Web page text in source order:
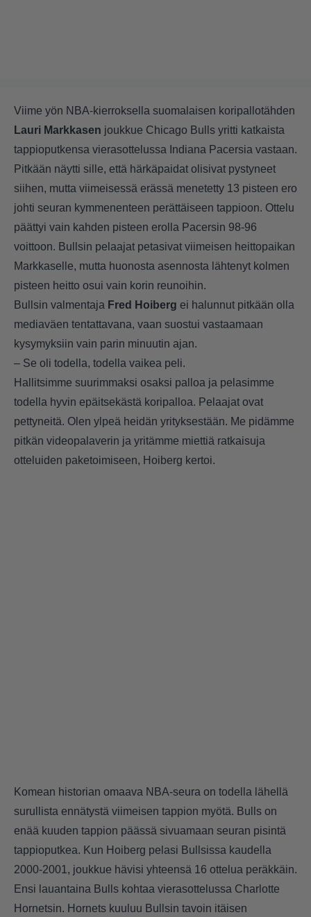
Viime yön NBA-kierroksella suomalaisen koripallotähden
Lauri Markkasen joukkue Chicago Bulls yritti katkaista
tappioputkensa vierasottelussa Indiana Pacersia vastaan.
Pitkään näytti sille, että härkäpaidat olisivat pystyneet
siihen, mutta viimeisessä erässä menetetty 13 pisteen ero
johti seuran kymmenenteen perättäiseen tappioon. Ottelu
päättyi vain kahden pisteen erolla Pacersin 98-96
voittoon. Bullsin pelaajat petasivat viimeisen heittopaikan
Markkaselle, mutta huonosta asennosta lähtenyt kolmen
pisteen heitto osui vain korin reunoihin.
Bullsin valmentaja Fred Hoiberg ei halunnut pitkään olla
mediaväen tentattavana, vaan suostui vastaamaan
kysymyksiin vain parin minuutin ajan.
– Se oli todella, todella vaikea peli.
Hallitsimme suurimmaksi osaksi palloa ja pelasimme
todella hyvin epäitsekästä koripalloa. Pelaajat ovat
pettyneitä. Olen ylpeä heidän yrityksestään. Me pidämme
pitkän videopalaverin ja yritämme miettiä ratkaisuja
otteluiden paketoimiseen, Hoiberg kertoi.
Komean historian omaava NBA-seura on todella lähellä
surullista ennätystä viimeisen tappion myötä. Bulls on
enää kuuden tappion päässä sivuamaan seuran pisintä
tappioputkea. Kun Hoiberg pelasi Bullsissa kaudella
2000-2001, joukkue hävisi yhteensä 16 ottelua peräkkäin.
Ensi lauantaina Bulls kohtaa vierasottelussa Charlotte
Hornetsin. Hornets kuuluu Bullsin tavoin itäisen